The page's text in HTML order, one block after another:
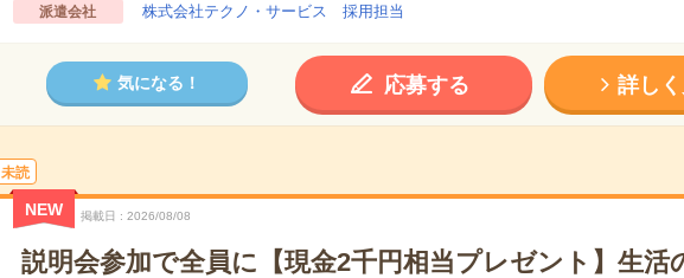
派遣会社 株式会社テクノ・サービス 採用担当
気になる！ 応募する 詳し
未読
NEW 掲載日 2026/08/08
説明会参加で全員に【現金2千円相当プレゼント】生活